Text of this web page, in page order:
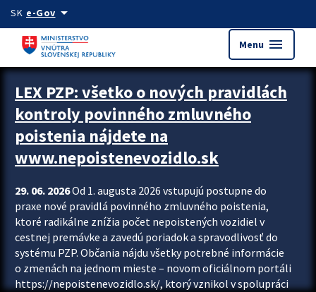
Preskocit na hlavný obsah
SK e-Govarrow_drop_down
Menu menu
Zastavit automatický posun upútavok
LEX PZP: všetko o nových pravidlách
kontroly povinného zmluvného
poistenia nájdete na
www.nepoistenevozidlo.sk
29. 06. 2026Od 1. augusta 2026 vstupujú postupne do
praxe nové pravidlá povinného zmluvného poistenia,
ktoré radikálne znížia počet nepoistených vozidiel v
cestnej premávke a zavedú poriadok a spravodlivosť do
systému PZP. Občania nájdu všetky potrebné informácie
o zmenách na jednom mieste – novom oficiálnom portáli
https://nepoistenevozidlo.sk/, ktorý vznikol v spolupráci